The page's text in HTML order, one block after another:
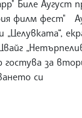
Биле Аугуст
филм фест"
гостува за
си